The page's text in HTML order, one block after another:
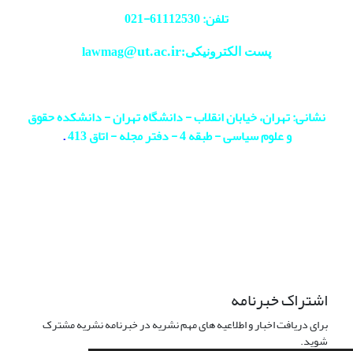
تلفن: 61112530-
021
پست الکترونیکی:lawmag@ut.ac.ir
نشانی: تهران، خیابان انقلاب - دانشگاه تهران - دانشکده حقوق
و علوم سیاسی - طبقه 4 - دفتر مجله - اتاق 413
.
اشتراک خبرنامه
برای دریافت اخبار و اطلاعیه های مهم نشریه در خبرنامه نشریه مشترک
شوید.